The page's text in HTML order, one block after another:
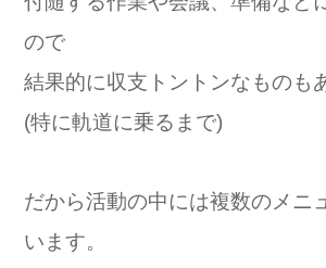
ので
結果的に収支トントンなものも
(特に軌道に乗るまで)
だから活動の中には複数のメニ
います。